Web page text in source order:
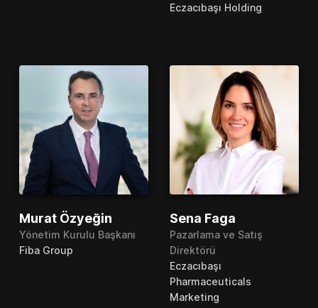
Eczacıbaşı Holding
Murat Özyeğin
Yönetim Kurulu Başkanı
Fiba Group
Sena Faga
Pazarlama ve Satış
Direktörü
Eczacıbaşı
Pharmaceuticals
Marketing